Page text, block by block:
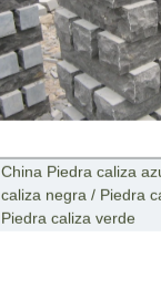
China Piedra caliza
caliza negra / Piedra
Piedra caliza verde